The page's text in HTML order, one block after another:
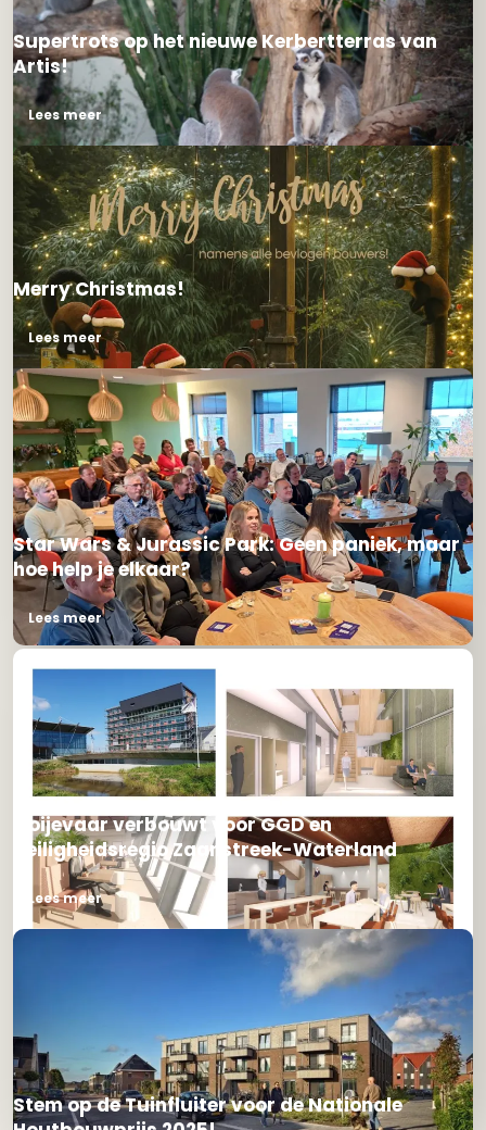
Supertrots op het nieuwe Kerbertterras van
Artis!
Lees meer
Merry Christmas!
Lees meer
Star Wars & Jurassic Park: Geen paniek, maar
hoe help je elkaar?
Lees meer
Ooijevaar verbouwt voor GGD en
Veiligheidsregio Zaanstreek-Waterland
Lees meer
Stem op de Tuinfluiter voor de Nationale